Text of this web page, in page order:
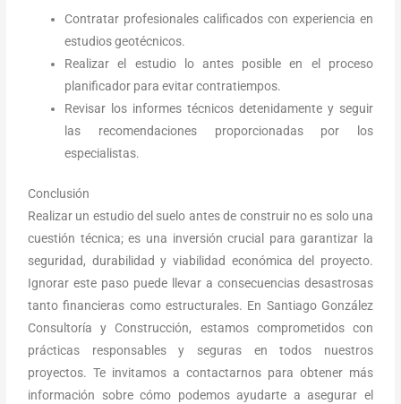
Contratar profesionales calificados con experiencia en
estudios geotécnicos.
Realizar el estudio lo antes posible en el proceso
planificador para evitar contratiempos.
Revisar los informes técnicos detenidamente y seguir
las recomendaciones proporcionadas por los
especialistas.
Conclusión
Realizar un estudio del suelo antes de construir no es solo una
cuestión técnica; es una inversión crucial para garantizar la
seguridad, durabilidad y viabilidad económica del proyecto.
Ignorar este paso puede llevar a consecuencias desastrosas
tanto financieras como estructurales. En Santiago González
Consultoría y Construcción, estamos comprometidos con
prácticas responsables y seguras en todos nuestros
proyectos. Te invitamos a contactarnos para obtener más
información sobre cómo podemos ayudarte a asegurar el